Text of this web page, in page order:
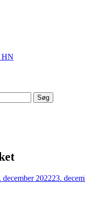
HN
december 202223.